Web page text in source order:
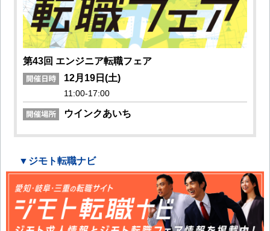
第43回 エンジニア転職フェア
12月19日(土)
11:00-17:00
ウインクあいち
▼ジモト転職ナビ